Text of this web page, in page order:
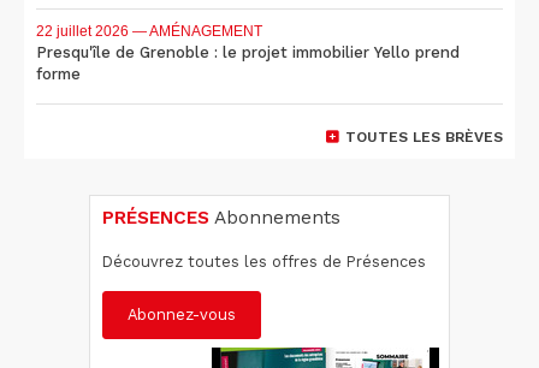
22 juillet 2026 — AMÉNAGEMENT
Presqu'île de Grenoble : le projet immobilier Yello prend
forme
TOUTES LES BRÈVES
PRÉSENCES Abonnements
Découvrez toutes les offres de Présences
Abonnez-vous